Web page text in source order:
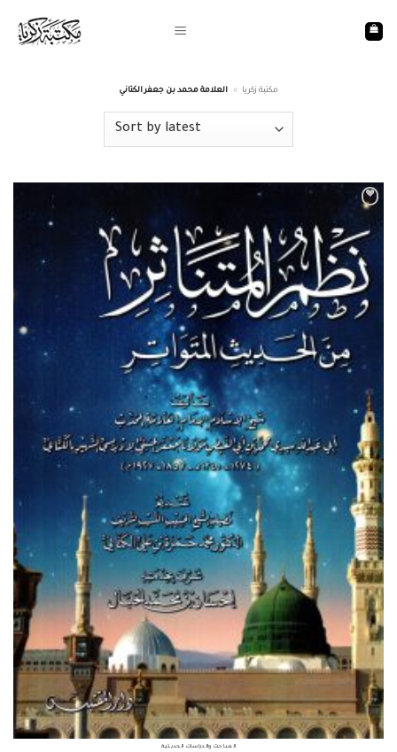
content
مكتبة زكريا » العلامة محمد بن جعفر الكتاني
المباحث والدراسات الحديثية